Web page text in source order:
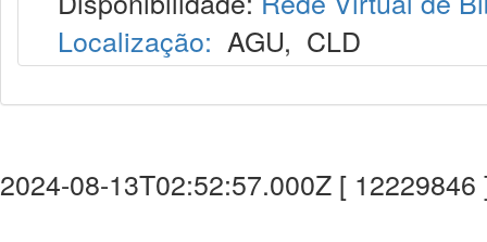
Localização: AGU, CLD
2024-08-13T02:52:57.000Z [ 12229846